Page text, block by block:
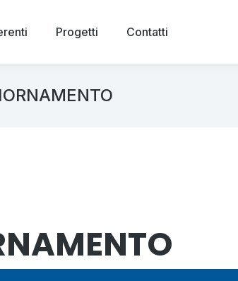
Progetti Contatti